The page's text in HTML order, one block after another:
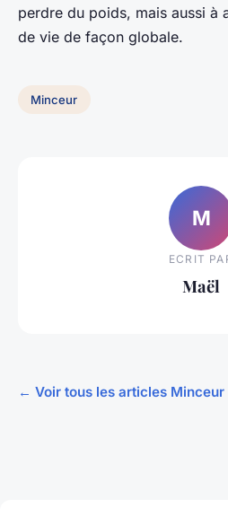
perdre du poids, mais aussi à
de vie de façon globale.
Minceur
M
ECRIT
Maël
← Voir tous les articles Minceur